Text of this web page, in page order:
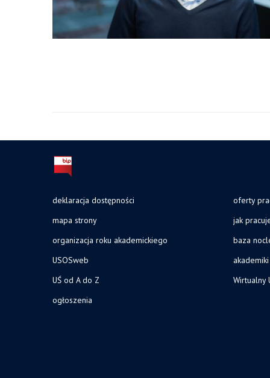
deklaracja dostępności
mapa strony
organizacja roku akademickiego
USOSweb
UŚ od A do Z
ogłoszenia
oferty
jak
baza
akademiki
Wirtualny